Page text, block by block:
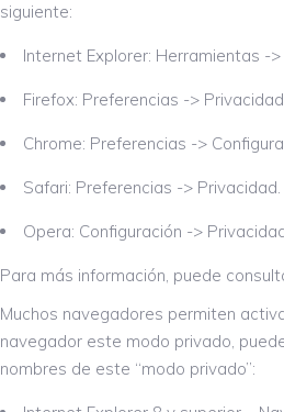
siguiente:
Internet Explorer: Herramientas -
Firefox: Preferencias ->
Chrome: Preferencias ->
Safari: Preferencias -> Privacidad.
Opera: Configuración ->
Para más información, puede
Muchos navegadores permiten
navegador este modo privado,
nombres de este “modo privado”: